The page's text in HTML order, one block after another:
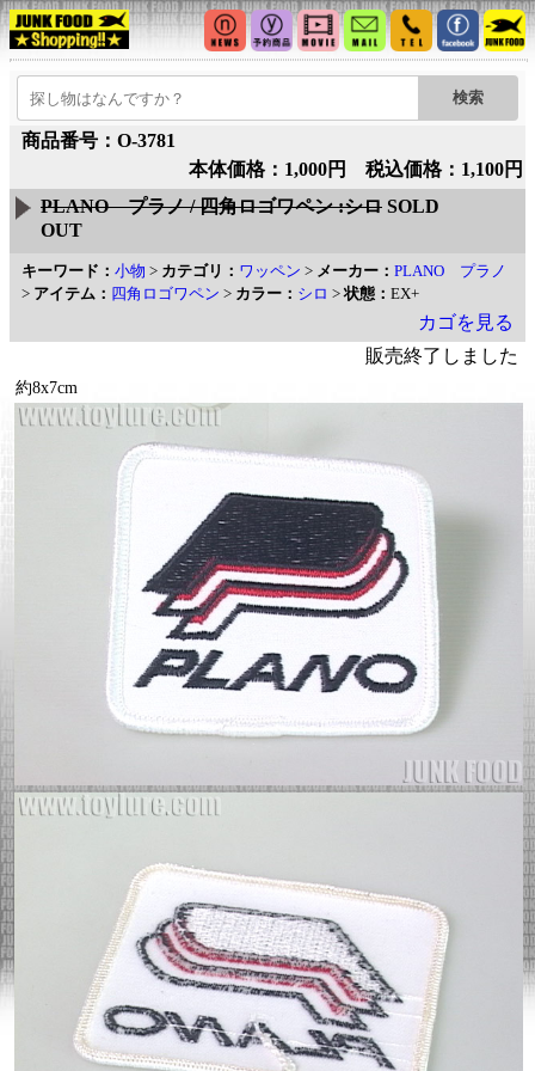
商品番号：O-3781
本体価格：1,000円 税込価格：1,100円
PLANO プラノ / 四角ロゴワペン :シロ SOLD
OUT
キーワード： 小物 > カテゴリ： ワッペン > メーカー： PLANO プラノ
> アイテム： 四角ロゴワペン > カラー： シロ >状態： EX+
カゴを見る
販売終了しました
約8x7cm